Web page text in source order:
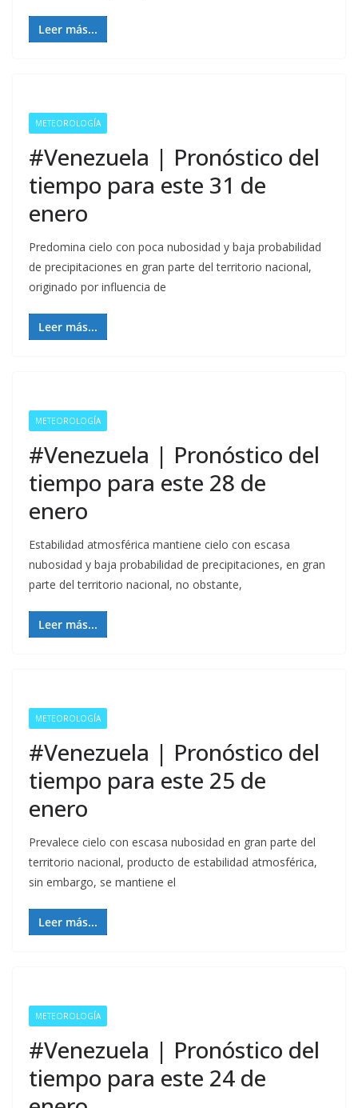
Leer más...
METEOROLOGÍA
#Venezuela | Pronóstico del
tiempo para este 31 de
enero
Predomina cielo con poca nubosidad y baja probabilidad
de precipitaciones en gran parte del territorio nacional,
originado por influencia de
Leer más...
METEOROLOGÍA
#Venezuela | Pronóstico del
tiempo para este 28 de
enero
Estabilidad atmosférica mantiene cielo con escasa
nubosidad y baja probabilidad de precipitaciones, en gran
parte del territorio nacional, no obstante,
Leer más...
METEOROLOGÍA
#Venezuela | Pronóstico del
tiempo para este 25 de
enero
Prevalece cielo con escasa nubosidad en gran parte del
territorio nacional, producto de estabilidad atmosférica,
sin embargo, se mantiene el
Leer más...
METEOROLOGÍA
#Venezuela | Pronóstico del
tiempo para este 24 de